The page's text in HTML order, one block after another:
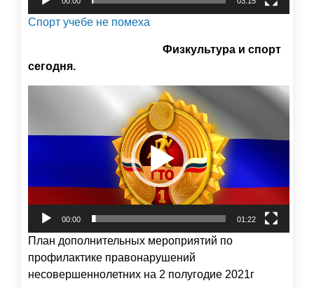
Спорт учебе не помеха
Физкультура и спорт
сегодня.
00:00 01:22
План дополнительных мероприятий по
профилактике правонарушений
несовершеннолетних на 2 полугодие 2021г